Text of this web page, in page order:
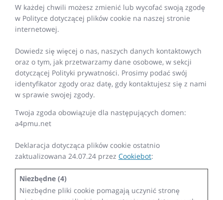
W każdej chwili możesz zmienić lub wycofać swoją zgodę
w Polityce dotyczącej plików cookie na naszej stronie
internetowej.
Dowiedz się więcej o nas, naszych danych kontaktowych
oraz o tym, jak przetwarzamy dane osobowe, w sekcji
dotyczącej Polityki prywatności. Prosimy podać swój
identyfikator zgody oraz datę, gdy kontaktujesz się z nami
w sprawie swojej zgody.
Twoja zgoda obowiązuje dla następujących domen:
a4pmu.net
Deklaracja dotycząca plików cookie ostatnio
zaktualizowana 24.07.24 przez Cookiebot:
Niezbędne (4)
Niezbędne pliki cookie pomagają uczynić stronę